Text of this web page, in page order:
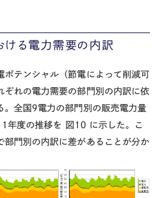
ける電力需要の内訳
ポテンシャル（節電によって削減可
ぞれの電力需要の部門別の内訳に依
。全国9電力の部門別の販売電力量
年度の推移を
図10 に示した。こ
部門別の内訳に差があることが分か